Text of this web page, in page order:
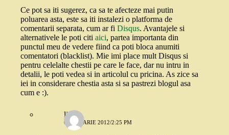
Ce pot sa iti sugerez, ca sa te afecteze mai putin
poluarea asta, este sa iti instalezi o platforma de
comentarii separata, cum ar fi Disqus. Avantajele si
alternativele le poti citi aici, partea importanta din
punctul meu de vedere fiind ca poti bloca anumiti
comentatori (blacklist). Mie imi place mult Disqus si
pentru celelalte chestii pe care le face, dar nu intru in
detalii, le poti vedea si in articolul cu pricina. As zice sa
iei in considerare chestia asta si sa pastrezi blogul asa
cum e :).
li
6 IANUARIE 2012/2:25 PM